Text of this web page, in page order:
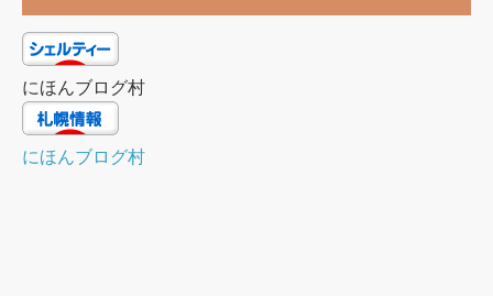
にほんブログ村
にほんブログ村